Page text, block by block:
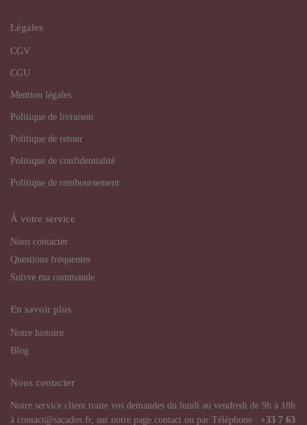
Légales
CGV
CGU
Mention légales
Politique de livraison
Politique de retour
Politique de confidentialité
Politique de remboursement
À votre service
Nous contacter
Questions fréquentes
Suivre ma commande
En savoir plus
Notre histoire
Blog
Nous contacter
Notre service client traite vos demandes du lundi au vendredi de 9h à 18h
à contact@sacados.fr, sur notre page contact ou par Téléphone : +33 7 63